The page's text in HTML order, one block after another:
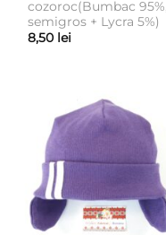
cozoroc(Bumbac 95%,
semigros + Lycra 5%)
8,50 lei